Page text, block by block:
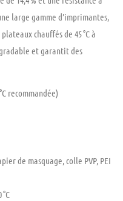
large gamme d’imprimantes,
chauffés de 45 °C à
et garantit des
°C recommandée)
de masquage, colle PVP, PEI
°C